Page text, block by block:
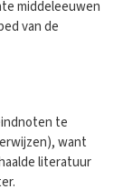
middeleeuwen
van de
te
want
literatuur